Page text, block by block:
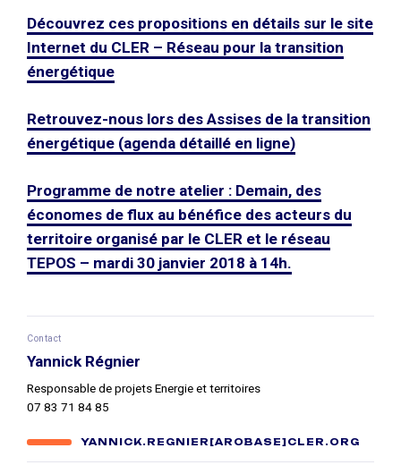
Découvrez ces propositions en détails sur le site
Internet du CLER – Réseau pour la transition
énergétique
Retrouvez-nous lors des Assises de la transition
énergétique (agenda détaillé en ligne)
Programme de notre atelier : Demain, des
économes de flux au bénéfice des acteurs du
territoire organisé par le CLER et le réseau
TEPOS – mardi 30 janvier 2018 à 14h.
Contact
Yannick Régnier
Responsable de projets Energie et territoires
07 83 71 84 85
YANNICK.REGNIER[AROBASE]CLER.ORG